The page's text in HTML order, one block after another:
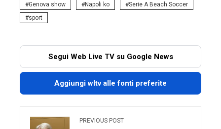
Genova show Napoli ko
Serie A Beach Soccer
sport
Segui Web Live TV su Google News
Aggiungi wltv alle fonti preferite
PREVIOUS POST